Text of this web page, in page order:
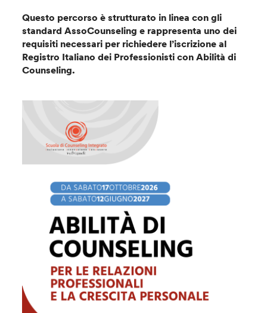
Questo percorso è strutturato in linea con gli
standard AssoCounseling e rappresenta uno dei
requisiti necessari per richiedere l’iscrizione al
Registro Italiano dei Professionisti con Abilità di
Counseling.